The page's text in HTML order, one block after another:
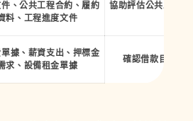
、公共工程合約、履約
料、工程進度文件
協助評估公共工程合
據、薪資支出、押標金
求、設備租金單據
確認借款目的與